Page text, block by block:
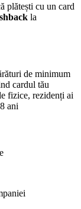
plătești cu un card
la
de minimum
cardul tău
fizice, rezidenți ai
ani